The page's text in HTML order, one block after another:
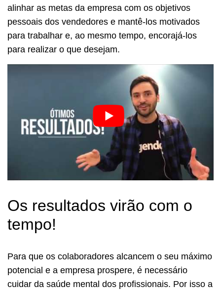
alinhar as metas da empresa com os objetivos
pessoais dos vendedores e mantê-los motivados
para trabalhar e, ao mesmo tempo, encorajá-los
para realizar o que desejam.
Os resultados virão com o
tempo!
Para que os colaboradores alcancem o seu máximo
potencial e a empresa prospere, é necessário
cuidar da saúde mental dos profissionais. Por isso a